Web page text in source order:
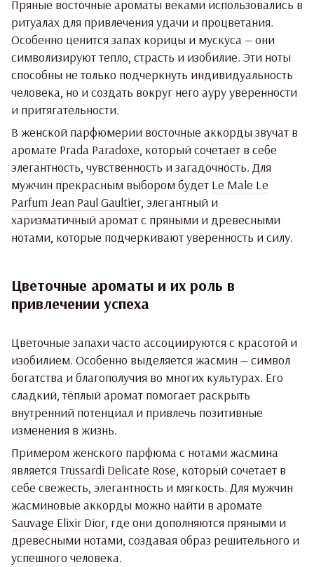
Пряные восточные ароматы веками использовались в
ритуалах для привлечения удачи и процветания.
Особенно ценится запах корицы и мускуса — они
символизируют тепло, страсть и изобилие. Эти ноты
способны не только подчеркнуть индивидуальность
человека, но и создать вокруг него ауру уверенности
и притягательности.
В женской парфюмерии восточные аккорды звучат в
аромате Prada Paradoxe, который сочетает в себе
элегантность, чувственность и загадочность. Для
мужчин прекрасным выбором будет Le Male Le
Parfum Jean Paul Gaultier, элегантный и
харизматичный аромат с пряными и древесными
нотами, которые подчеркивают уверенность и силу.
Цветочные ароматы и их роль в
привлечении успеха
Цветочные запахи часто ассоциируются с красотой и
изобилием. Особенно выделяется жасмин — символ
богатства и благополучия во многих культурах. Его
сладкий, тёплый аромат помогает раскрыть
внутренний потенциал и привлечь позитивные
изменения в жизнь.
Примером женского парфюма с нотами жасмина
является Trussardi Delicate Rose, который сочетает в
себе свежесть, элегантность и мягкость. Для мужчин
жасминовые аккорды можно найти в аромате
Sauvage Elixir Dior, где они дополняются пряными и
древесными нотами, создавая образ решительного и
успешного человека.